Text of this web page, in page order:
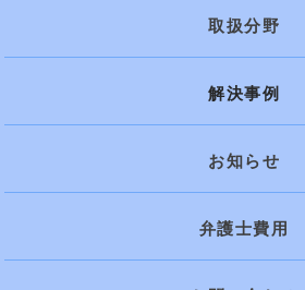
取扱分野
解決事例
お知らせ
弁護士費用